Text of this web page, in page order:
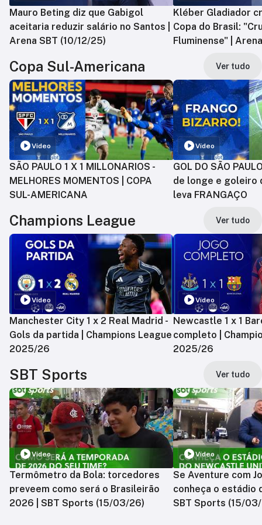
Mauro Beting diz que Gabigol
aceitaria reduzir salário no Santos |
Arena SBT (10/12/25)
Kléber Gladiador
Copa do Brasil:
Fluminense" |
Copa Sul-Americana Ver tudo
Vídeo
SÃO PAULO 1 X 1 MILLONARIOS -
MELHORES MOMENTOS | COPA
SUL-AMERICANA
Vídeo
GOL DO SÃO
de longe e goleiro
leva FRANGAÇO
Champions League Ver tudo
Vídeo
Manchester City 1 x 2 Real Madrid -
Gols da partida | Champions League
2025/26
Vídeo
Newcastle 1 x 1
completo |
2025/26
SBT Sports Ver tudo
Vídeo
Termômetro da Bola: torcedores
preveem como será o Brasileirão
2026 | SBT Sports (15/03/26)
Vídeo
Se Aventure com
conheça o estádio
SBT Sports (15/